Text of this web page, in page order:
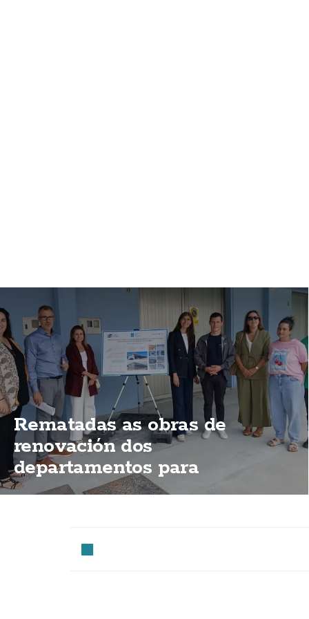
Rematadas as obras de
renovación dos
departamentos para
mariñeiros do porto de